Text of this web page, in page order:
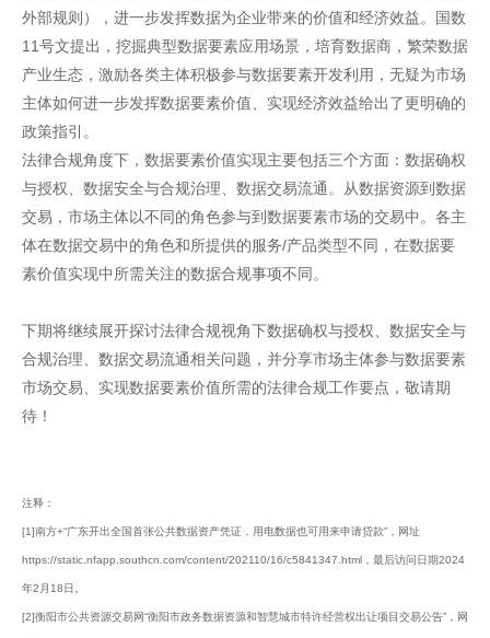
外部规则），进一步发挥数据为企业带来的价值和经济效益。国数
11号文提出，挖掘典型数据要素应用场景，培育数据商，繁荣数据
产业生态，激励各类主体积极参与数据要素开发利用，无疑为市场
主体如何进一步发挥数据要素价值、实现经济效益给出了更明确的
政策指引。
法律合规角度下，数据要素价值实现主要包括三个方面：数据确权
与授权、数据安全与合规治理、数据交易流通。从数据资源到数据
交易，市场主体以不同的角色参与到数据要素市场的交易中。各主
体在数据交易中的角色和所提供的服务/产品类型不同，在数据要
素价值实现中所需关注的数据合规事项不同。
下期将继续展开探讨法律合规视角下数据确权与授权、数据安全与
合规治理、数据交易流通相关问题，并分享市场主体参与数据要素
市场交易、实现数据要素价值所需的法律合规工作要点，敬请期
待！
注释：
[1]南方+“广东开出全国首张公共数据资产凭证，用电数据也可用来申请贷款”，网址
https://static.nfapp.southcn.com/content/202110/16/c5841347.html，最后访问日期2024
年2月18日。
[2]衡阳市公共资源交易网“衡阳市政务数据资源和智慧城市特许经营权出让项目交易公告”，网